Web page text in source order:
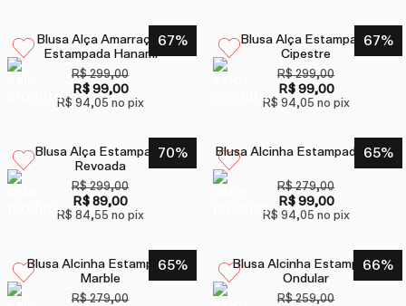
67%
Blusa Alça Amarração
Estampada Hanami
R$ 299,00
R$ 99,00
R$ 94,05 no pix
67%
Blusa Alça Estampada
Cipestre
R$ 299,00
R$ 99,00
R$ 94,05 no pix
70%
Blusa Alça Estampada
Revoada
R$ 299,00
R$ 89,00
R$ 84,55 no pix
65%
Blusa Alcinha Estampada Anne
R$ 279,00
R$ 99,00
R$ 94,05 no pix
65%
Blusa Alcinha Estampada
Marble
R$ 279,00
66%
Blusa Alcinha Estampada
Ondular
R$ 259,00